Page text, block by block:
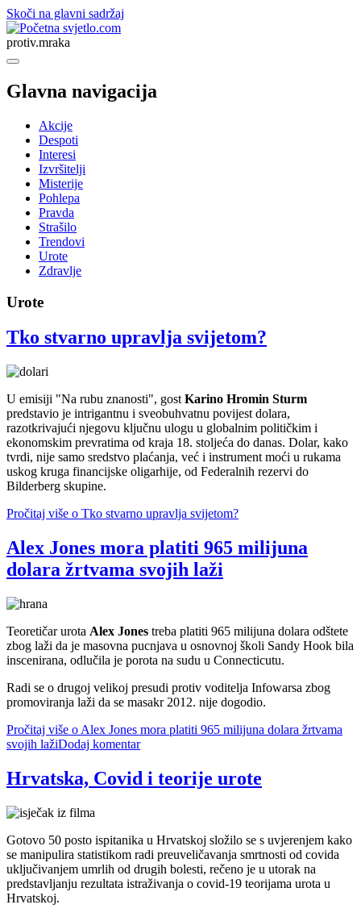
Skoči na glavni sadržaj
svjetlo.com
protiv.mraka
Glavna navigacija
Akcije
Despoti
Interesi
Izvršitelji
Misterije
Pohlepa
Pravda
Strašilo
Trendovi
Urote
Zdravlje
Urote
Tko stvarno upravlja svijetom?
U emisiji "Na rubu znanosti", gost Karino Hromin Sturm
predstavio je intrigantnu i sveobuhvatnu povijest dolara,
razotkrivajući njegovu ključnu ulogu u globalnim političkim i
ekonomskim prevratima od kraja 18. stoljeća do danas. Dolar, kako
tvrdi, nije samo sredstvo plaćanja, već i instrument moći u rukama
uskog kruga financijske oligarhije, od Federalnih rezervi do
Bilderberg skupine.
Pročitaj više o Tko stvarno upravlja svijetom?
Alex Jones mora platiti 965 milijuna
dolara žrtvama svojih laži
Teoretičar urota Alex Jones treba platiti 965 milijuna dolara odštete
zbog laži da je masovna pucnjava u osnovnoj školi Sandy Hook bila
inscenirana, odlučila je porota na sudu u Connecticutu.
Radi se o drugoj velikoj presudi protiv voditelja Infowarsa zbog
promoviranja laži da se masakr 2012. nije dogodio.
Pročitaj više o Alex Jones mora platiti 965 milijuna dolara žrtvama
svojih lažiDodaj komentar
Hrvatska, Covid i teorije urote
Gotovo 50 posto ispitanika u Hrvatskoj složilo se s uvjerenjem kako
se manipulira statistikom radi preuveličavanja smrtnosti od covida
uključivanjem umrlih od drugih bolesti, rečeno je u utorak na
predstavljanju rezultata istraživanja o covid-19 teorijama urota u
Hrvatskoj.